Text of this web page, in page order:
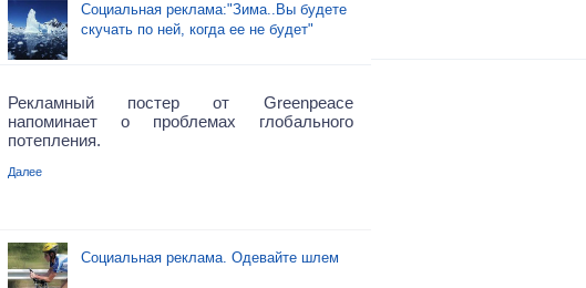
Социальная реклама:"Зима..Вы будете
скучать по ней, когда ее не будет"
Рекламный постер от Greenpeace
напоминает о проблемах глобального
потепления.
Далее
Социальная реклама. Одевайте шлем